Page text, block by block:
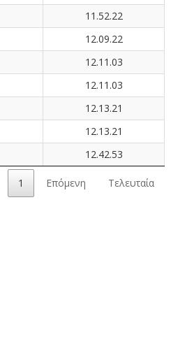
11.52.22
12.09.22
12.11.03
12.11.03
12.13.21
12.13.21
12.42.53
1 Επόμενη Τελευταία